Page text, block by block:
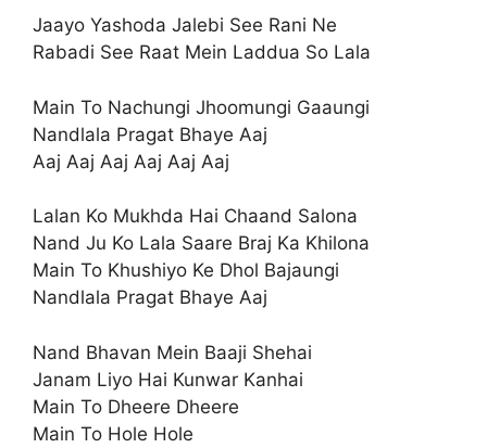
Jaayo Yashoda Jalebi See Rani Ne
Rabadi See Raat Mein Laddua So Lala
Main To Nachungi Jhoomungi Gaaungi
Nandlala Pragat Bhaye Aaj
Aaj Aaj Aaj Aaj Aaj Aaj
Lalan Ko Mukhda Hai Chaand Salona
Nand Ju Ko Lala Saare Braj Ka Khilona
Main To Khushiyo Ke Dhol Bajaungi
Nandlala Pragat Bhaye Aaj
Nand Bhavan Mein Baaji Shehai
Janam Liyo Hai Kunwar Kanhai
Main To Dheere Dheere
Main To Hole Hole